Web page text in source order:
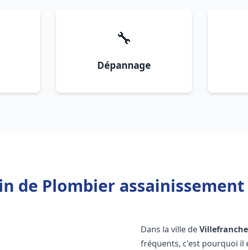
🔧
Dépannage
de Plombier
Dans la ville de
fréquents, c'est pourquoi il